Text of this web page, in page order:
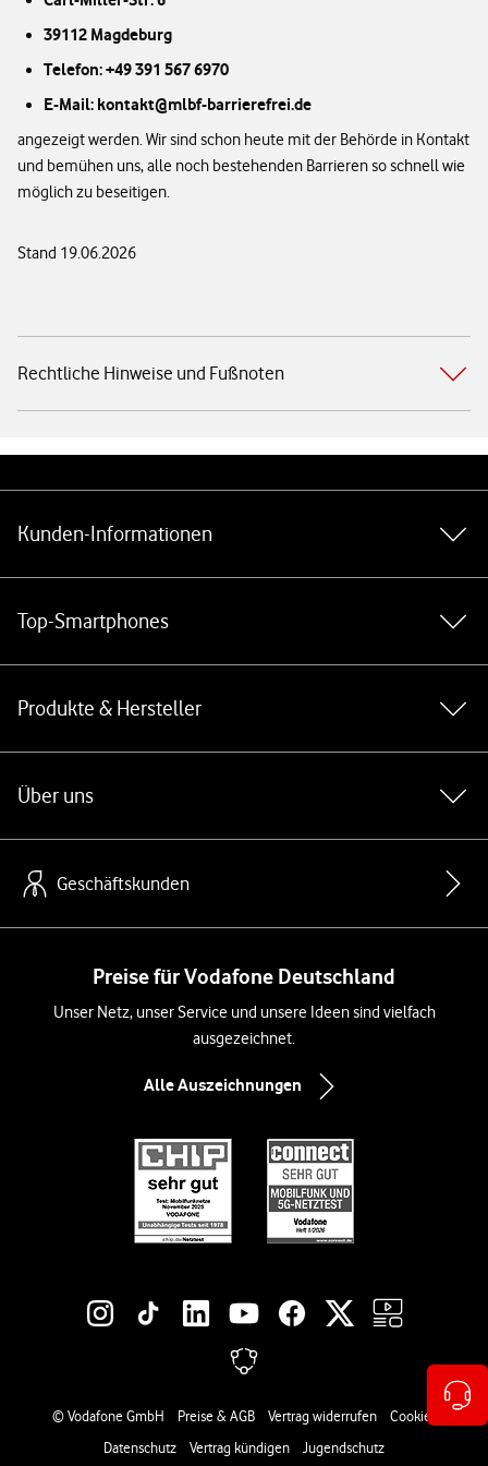
39112 Magdeburg
Telefon: +49 391 567 6970
E-Mail: kontakt@mlbf-barrierefrei.de
angezeigt werden. Wir sind schon heute mit der Behörde in Kontakt
und bemühen uns, alle noch bestehenden Barrieren so schnell wie
möglich zu beseitigen.
Stand 19.06.2026
Rechtliche Hinweise und Fußnoten
Kunden-Informationen
Top-Smartphones
Produkte & Hersteller
Über uns
Geschäftskunden
Preise für Vodafone Deutschland
Unser Netz, unser Service und unsere Ideen sind vielfach
ausgezeichnet.
Alle Auszeichnungen
Social-Media-Links
Rechtliche Links
© Vodafone GmbH Preise & AGB Vertrag widerrufen
Cookies
Datenschutz
Vertrag kündigen Jugendschutz